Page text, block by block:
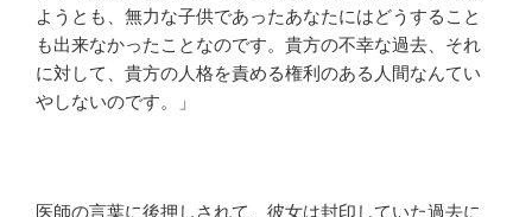
ようとも、無力な子供であったあなたにはどうすること
も出来なかったことなのです。貴方の不幸な過去、それ
に対して、貴方の人格を責める権利のある人間なんてい
やしないのです。」
医師の言葉に後押しされて、彼女は封印していた過去に